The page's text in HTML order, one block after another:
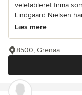
veletableret firma
Lindgaard Nielsen
Læs mere
8500, Grenaa